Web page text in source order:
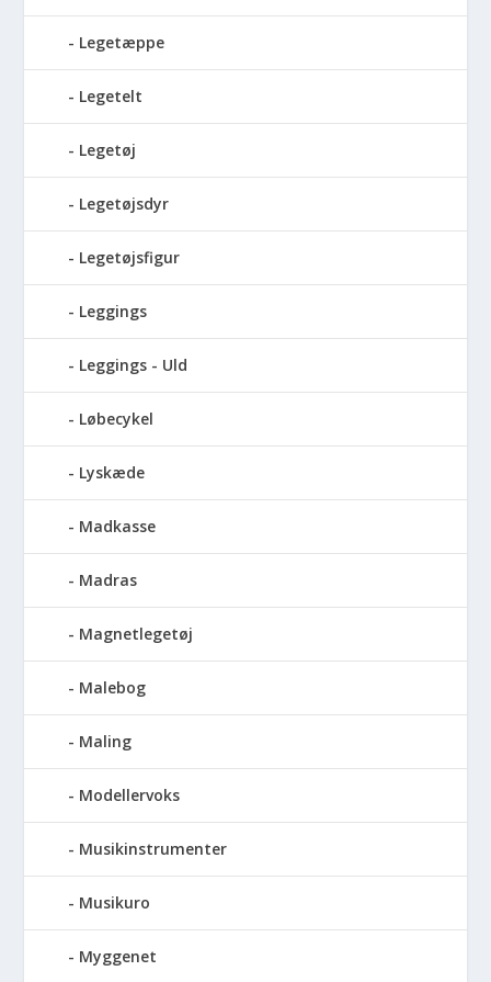
Legetæppe
Legetelt
Legetøj
Legetøjsdyr
Legetøjsfigur
Leggings
Leggings - Uld
Løbecykel
Lyskæde
Madkasse
Madras
Magnetlegetøj
Malebog
Maling
Modellervoks
Musikinstrumenter
Musikuro
Myggenet